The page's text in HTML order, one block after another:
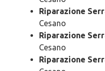
Riparazione
Cesano
Riparazione
Cesano
Riparazione